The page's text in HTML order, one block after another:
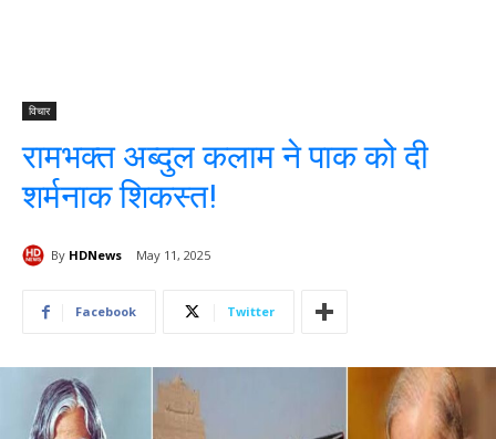
विचार
रामभक्त अब्दुल कलाम ने पाक को दी
शर्मनाक शिकस्त!
By HDNews May 11, 2025
Facebook Twitter